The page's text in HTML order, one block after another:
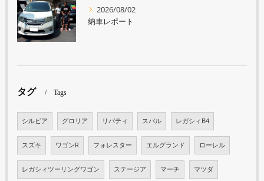
2026/08/02
納車レポート
タグ Tags
シルビア グロリア リバティ スバル レガシィB4
スズキ ワゴンR フォレスター エルグランド ローレル
レガシィツーリングワゴン ステージア マーチ マツダ